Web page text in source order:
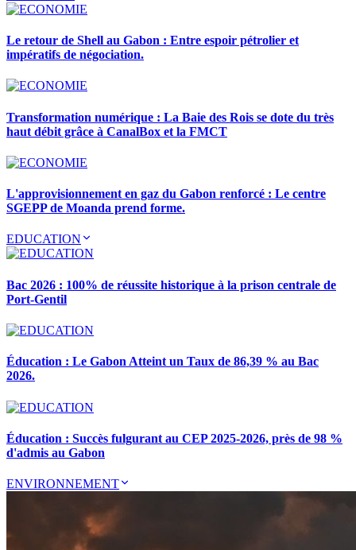
Le retour de Shell au Gabon : Entre espoir pétrolier et
impératifs de négociation.
Transformation numérique : La Baie des Rois se dote du très
haut débit grâce à CanalBox et la FMCT
L'approvisionnement en gaz du Gabon renforcé : Le centre
SGEPP de Moanda prend forme.
EDUCATION
Bac 2026 : 100% de réussite historique à la prison centrale de
Port-Gentil
Éducation : Le Gabon Atteint un Taux de 86,39 % au Bac
2026.
Éducation : Succès fulgurant au CEP 2025-2026, près de 98 %
d'admis au Gabon
ENVIRONNEMENT